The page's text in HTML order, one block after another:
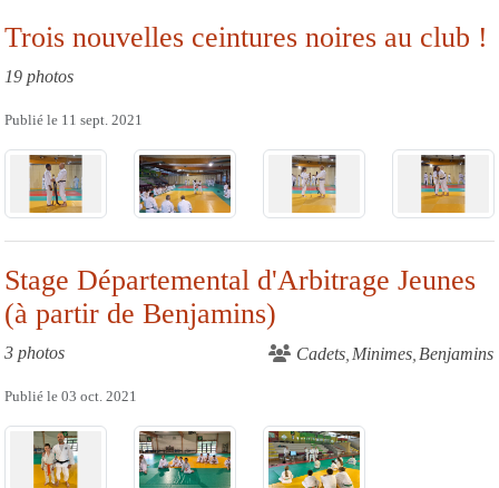
Trois nouvelles ceintures noires au club !
19 photos
Publié le 11 sept. 2021
Stage Départemental d'Arbitrage Jeunes
(à partir de Benjamins)
3 photos Cadets Minimes Benjamins
Publié le 03 oct. 2021